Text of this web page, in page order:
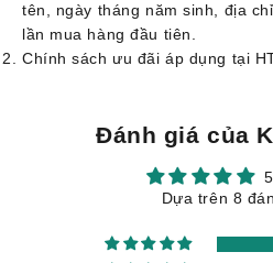
tên, ngày tháng năm sinh, địa
lần mua hàng đầu tiên.
Chính sách ưu đãi áp dụng tại
Đánh giá của
Dựa trên 8